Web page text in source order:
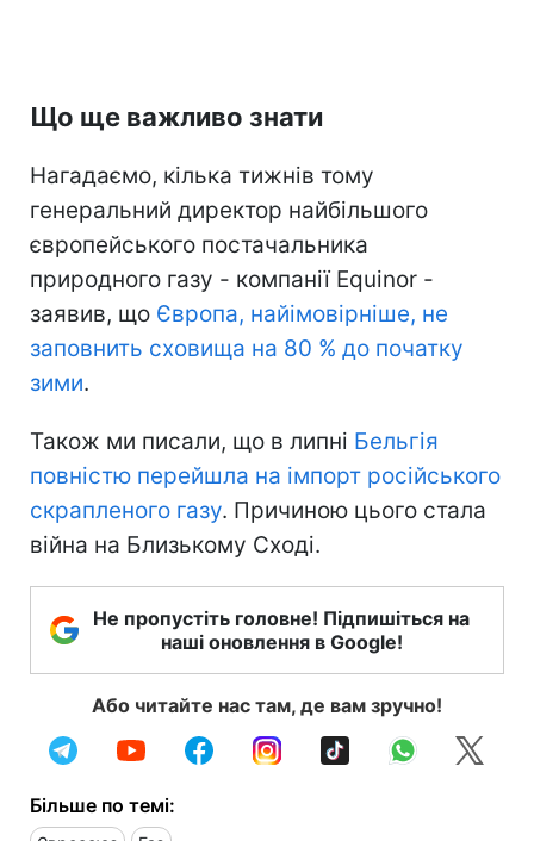
Що ще важливо знати
Нагадаємо, кілька тижнів тому
генеральний директор найбільшого
європейського постачальника
природного газу - компанії Equinor -
заявив, що Європа, найімовірніше, не
заповнить сховища на 80 % до початку
зими.
Також ми писали, що в липні Бельгія
повністю перейшла на імпорт російського
скрапленого газу. Причиною цього стала
війна на Близькому Сході.
Не пропустіть головне! Підпишіться на
наші оновлення в Google!
Або читайте нас там, де вам зручно!
Більше по темі: